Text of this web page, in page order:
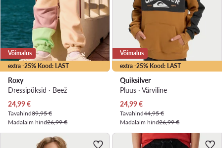
extra -25% Kood: LAST
Võimalus
Roxy
Dressipüksid · Beež
Praegune hind
24,99€
Tavahind39,95 €
Madalaim hind26,99 €
extra -25% Kood: LAST
Võimalus
Quiksilver
Pluus · Värviline
Praegune hind
24,99€
Tavahind44,95 €
Madalaim hind26,99 €